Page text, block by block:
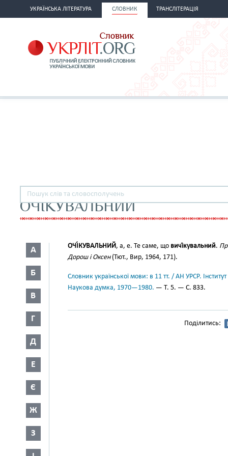
УКРАЇНСЬКА ЛІТЕРАТУРА СЛОВНИК ТРАНСЛІТЕРАЦІЯ
ОЧІКУВАЛЬНИЙ
А
Б
В
Г
Д
Е
Є
Ж
З
ОЧІ́КУВАЛЬНИЙ, а, е. Те саме, що вичі́кувальний.
Дорош і Оксен(Тют., Вир, 1964, 171).
Словник української мови: в 11 тт. / АН УРСР.
Наукова думка, 1970—1980. — Т. 5. — С. 833.
Поділитись: